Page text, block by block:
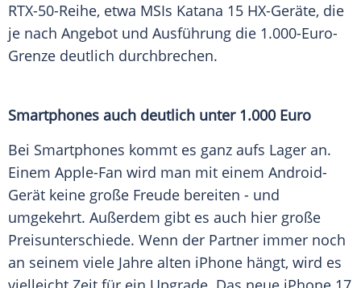
RTX-50-Reihe, etwa MSIs Katana 15 HX-Geräte, die
je nach Angebot und Ausführung die 1.000-Euro-
Grenze deutlich durchbrechen.
Smartphones auch deutlich unter 1.000 Euro
Bei Smartphones kommt es ganz aufs Lager an.
Einem Apple-Fan wird man mit einem Android-
Gerät keine große Freude bereiten - und
umgekehrt. Außerdem gibt es auch hier große
Preisunterschiede. Wenn der Partner immer noch
an seinem viele Jahre alten iPhone hängt, wird es